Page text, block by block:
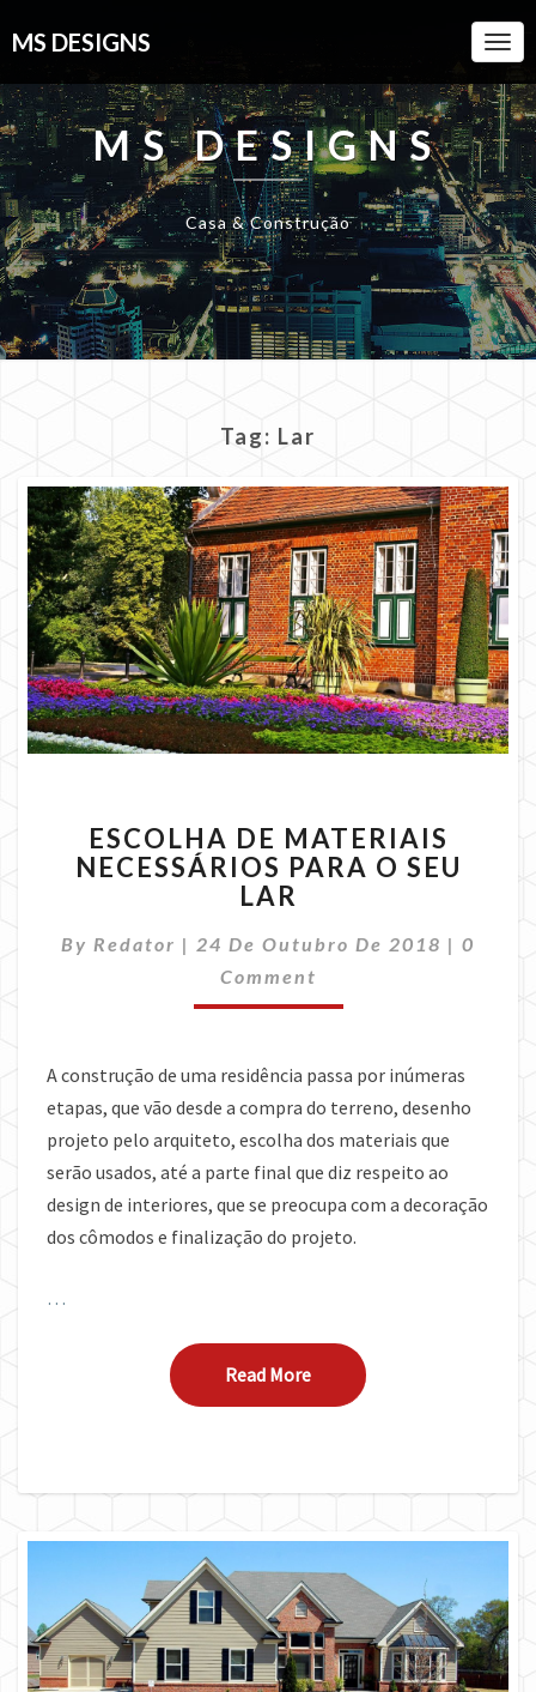
MS DESIGNS
MS DESIGNS
Casa & Construção
Tag: Lar
DE
MATERIAIS
NECESSÁRIOS
O
SEU
ESCOLHA DE MATERIAIS
NECESSÁRIOS PARA O SEU
LAR
By Redator | 24 De Outubro De 2018 | 0
Comment
A construção de uma residência passa por inúmeras
etapas, que vão desde a compra do terreno, desenho
projeto pelo arquiteto, escolha dos materiais que
serão usados, até a parte final que diz respeito ao
design de interiores, que se preocupa com a decoração
dos cômodos e finalização do projeto.
…
Read MoreRead More